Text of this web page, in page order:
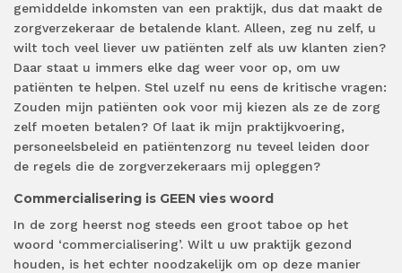
gemiddelde inkomsten van een praktijk, dus dat maakt de
zorgverzekeraar de betalende klant. Alleen, zeg nu zelf, u
wilt toch veel liever uw patiënten zelf als uw klanten zien?
Daar staat u immers elke dag weer voor op, om uw
patiënten te helpen. Stel uzelf nu eens de kritische vragen:
Zouden mijn patiënten ook voor mij kiezen als ze de zorg
zelf moeten betalen? Of laat ik mijn praktijkvoering,
personeelsbeleid en patiëntenzorg nu teveel leiden door
de regels die de zorgverzekeraars mij opleggen?
Commercialisering is GEEN vies woord
In de zorg heerst nog steeds een groot taboe op het
woord ‘commercialisering’. Wilt u uw praktijk gezond
houden, is het echter noodzakelijk om op deze manier